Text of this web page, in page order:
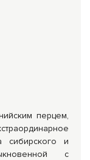
перцем,
сибирского и
с